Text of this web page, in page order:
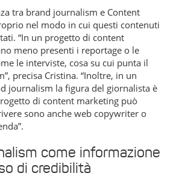
tra brand journalism e Content
nel modo in cui questi contenuti
“In un progetto di content
meno presenti i reportage o le
le interviste, cosa su cui punta il
precisa Cristina. “Inoltre, in un
journalism la figura del giornalista è
di content marketing può
sono anche web copywriter o
come informazione
di credibilità